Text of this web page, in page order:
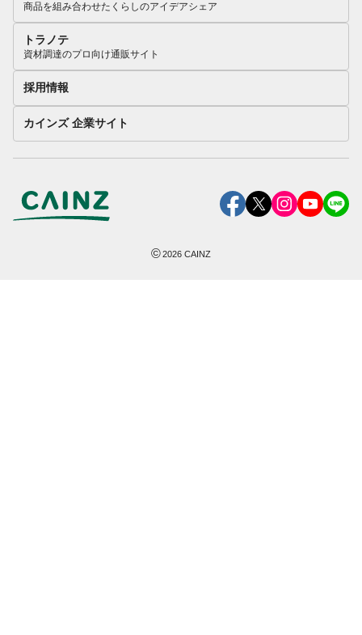
商品を組み合わせたくらしのアイデアシェア
トラノテ
資材調達のプロ向け通販サイト
採用情報
カインズ 企業サイト
©2026 CAINZ